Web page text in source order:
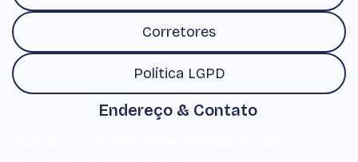
Corretores
Política LGPD
Endereço & Contato